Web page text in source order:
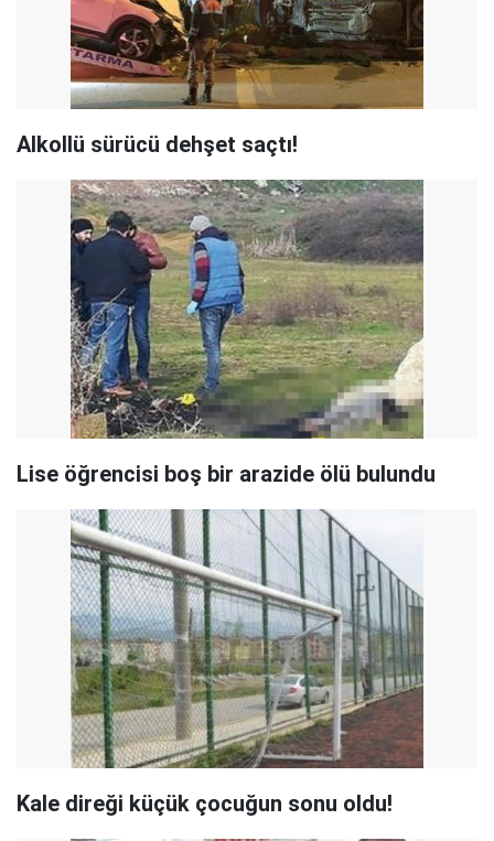
Alkollü sürücü dehşet saçtı!
Lise öğrencisi boş bir arazide ölü bulundu
Kale direği küçük çocuğun sonu oldu!